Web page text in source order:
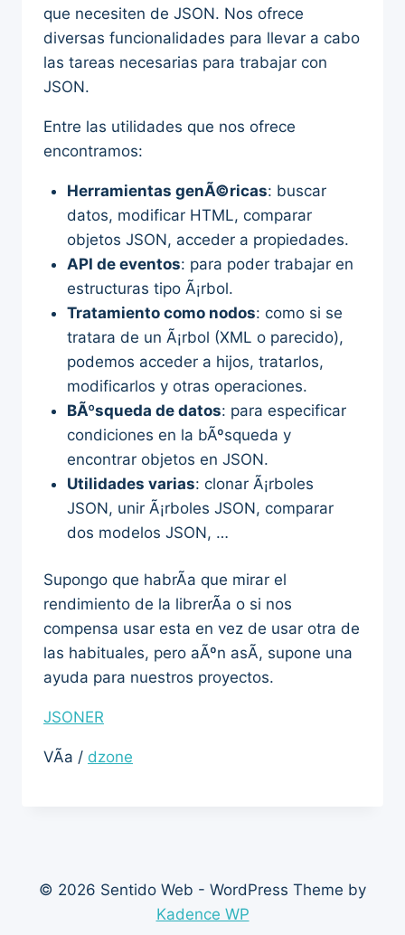
que necesiten de JSON. Nos ofrece
diversas funcionalidades para llevar a cabo
las tareas necesarias para trabajar con
JSON.
Entre las utilidades que nos ofrece
encontramos:
Herramientas genÃ©ricas: buscar
datos, modificar HTML, comparar
objetos JSON, acceder a propiedades.
API de eventos: para poder trabajar en
estructuras tipo Ã¡rbol.
Tratamiento como nodos: como si se
tratara de un Ã¡rbol (XML o parecido),
podemos acceder a hijos, tratarlos,
modificarlos y otras operaciones.
BÃºsqueda de datos: para especificar
condiciones en la bÃºsqueda y
encontrar objetos en JSON.
Utilidades varias: clonar Ã¡rboles
JSON, unir Ã¡rboles JSON, comparar
dos modelos JSON, …
Supongo que habrÃ­a que mirar el
rendimiento de la librerÃ­a o si nos
compensa usar esta en vez de usar otra de
las habituales, pero aÃºn asÃ­, supone una
ayuda para nuestros proyectos.
JSONER
VÃ­a / dzone
© 2026 Sentido Web - WordPress Theme by
Kadence WP